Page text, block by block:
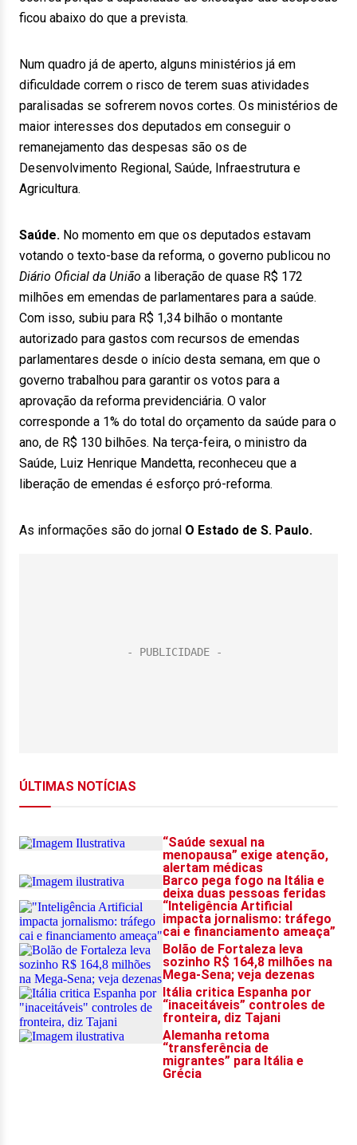
ficou abaixo do que a prevista.
Num quadro já de aperto, alguns ministérios já em
dificuldade correm o risco de terem suas atividades
paralisadas se sofrerem novos cortes. Os ministérios de
maior interesses dos deputados em conseguir o
remanejamento das despesas são os de
Desenvolvimento Regional, Saúde, Infraestrutura e
Agricultura.
Saúde. No momento em que os deputados estavam
votando o texto-base da reforma, o governo publicou no
Diário Oficial da União a liberação de quase R$ 172
milhões em emendas de parlamentares para a saúde.
Com isso, subiu para R$ 1,34 bilhão o montante
autorizado para gastos com recursos de emendas
parlamentares desde o início desta semana, em que o
governo trabalhou para garantir os votos para a
aprovação da reforma previdenciária. O valor
corresponde a 1% do total do orçamento da saúde para o
ano, de R$ 130 bilhões. Na terça-feira, o ministro da
Saúde, Luiz Henrique Mandetta, reconheceu que a
liberação de emendas é esforço pró-reforma.
As informações são do jornal O Estado de S. Paulo.